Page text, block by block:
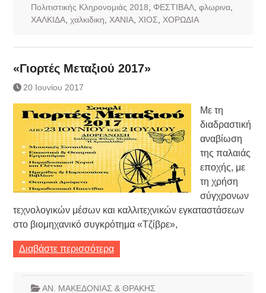
Πολιτιστικής Κληρονομιάς 2018
ΦΕΣΤΙΒΑΛ, φλωρινα,
ΧΑΛΚΙΔΑ, χαλκιδικη ΧΑΝΙΑ, ΧΙΟΣ ΧΟΡΩΔΙΑ
«Γιορτές Μεταξιού 2017»
20 Ιουνίου 2017
Με τη
διαδραστική
αναβίωση
της παλαιάς
εποχής, με
τη χρήση
σύγχρονων
τεχνολογικών μέσων και καλλιτεχνικών εγκαταστάσεων
στο βιομηχανικό συγκρότημα «Τζίβρε»,
Διαβάστε περισσότερα
ΑΝ. ΜΑΚΕΔΟΝΙΑΣ & ΘΡΑΚΗΣ